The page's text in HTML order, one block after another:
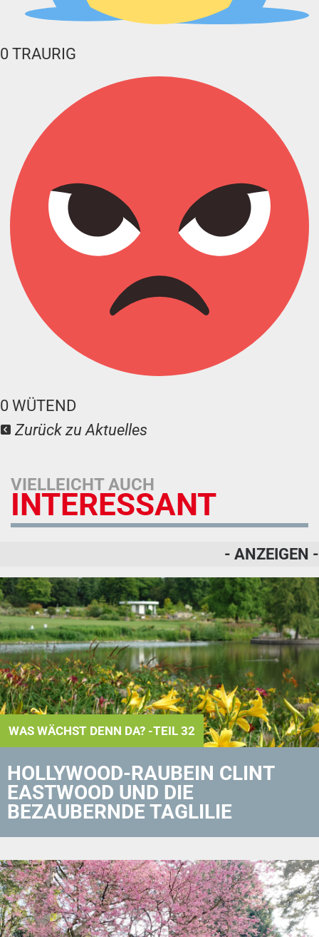
0 TRAURIG
0 WÜTEND
Zurück zu Aktuelles
VIELLEICHT AUCH
INTERESSANT
- ANZEIGEN -
WAS WÄCHST DENN DA? -TEIL 32
HOLLYWOOD-RAUBEIN CLINT
EASTWOOD UND DIE
BEZAUBERNDE TAGLILIE